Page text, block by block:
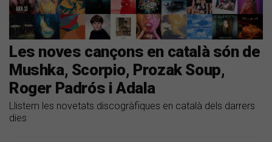
Les noves cançons en català són de
Mushka, Scorpio, Prozak Soup,
Roger Padrós i Adala
Llistem les novetats discogràfiques en català dels darrers
dies